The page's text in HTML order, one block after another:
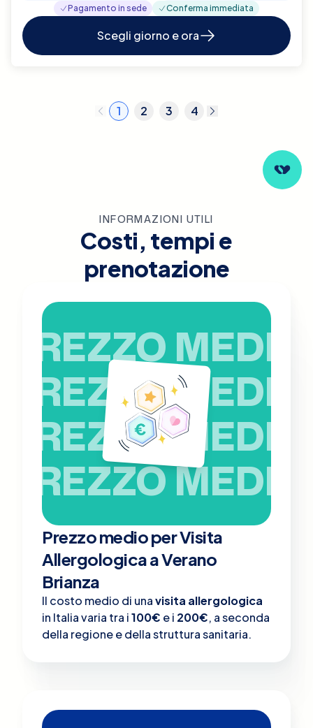
Pagamento in sede Conferma immediata
Scegli giorno e ora
1 2 3 4
INFORMAZIONI UTILI
Costi, tempi e
prenotazione
PREZZO MEDIO
PREZZO MEDIO
PREZZO MEDIO
PREZZO MEDIO
Prezzo medio per Visita
Allergologica a Verano
Brianza
Il costo medio di unavisita allergologica
in Italia varia tra i100€ e i 200€, a seconda
della regione e della struttura sanitaria.